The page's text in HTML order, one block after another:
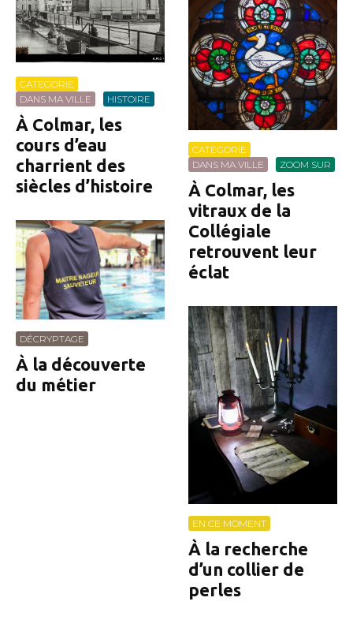
CATEGORIE
DANS MA VILLE
HISTOIRE
À Colmar, les
cours d’eau
charrient des
siècles d’histoire
DÉCRYPTAGE
À la découverte
du métier
CATEGORIE
DANS MA VILLE
ZOOM SUR
À Colmar, les
vitraux de la
Collégiale
retrouvent leur
éclat
EN CE MOMENT
À la recherche
d’un collier de
perles